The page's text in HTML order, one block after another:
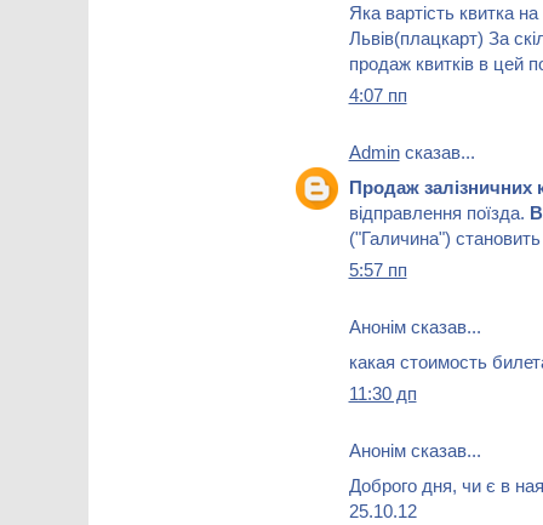
Яка вартість квитка
Львів(плацкарт) За
продаж квитків в цей
4:07 пп
Adminсказав...
Продаж залізничних
відправлення поїзда.
("Галичина") становить
5:57 пп
Анонім сказав...
какая стоимость
11:30 дп
Анонім сказав...
Доброго дня, чи є в
25.10.12